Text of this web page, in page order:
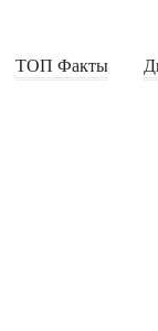
ТОП Факты